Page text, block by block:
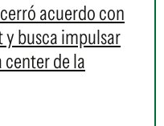
acuerdo con
y busca impulsar
de la